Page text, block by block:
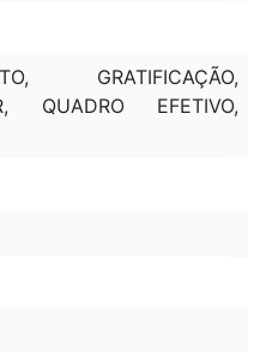
GRATIFICAÇÃO,
QUADRO EFETIVO,